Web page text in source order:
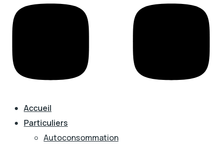
Accueil
Particuliers
Autoconsommation